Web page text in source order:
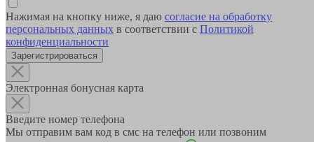
Нажимая на кнопку ниже, я даю согласие на обработку
персональных данных в соответствии с Политикой
конфиденциальности
Зарегистрироваться
Электронная бонусная карта
Введите номер телефона
Мы отправим вам код в смс на телефон или позвоним